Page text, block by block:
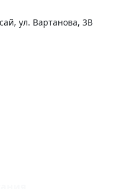
ул. Вартанова, 3В